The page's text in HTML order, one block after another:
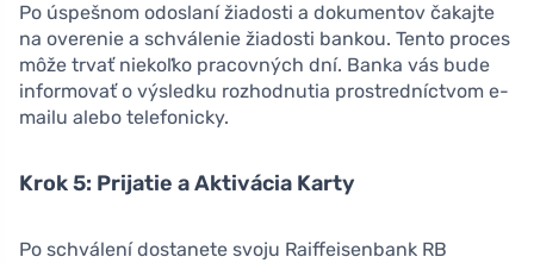
Po úspešnom odoslaní žiadosti a dokumentov čakajte
na overenie a schválenie žiadosti bankou. Tento proces
môže trvať niekoľko pracovných dní. Banka vás bude
informovať o výsledku rozhodnutia prostredníctvom e-
mailu alebo telefonicky.
Krok 5: Prijatie a Aktivácia Karty
Po schválení dostanete svoju Raiffeisenbank RB